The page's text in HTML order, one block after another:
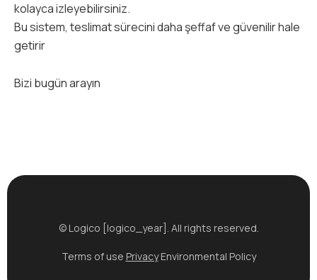
kolayca izleyebilirsiniz.
Bu sistem, teslimat sürecini daha şeffaf ve güvenilir hale
getirir
Bizi bugün arayın
© Logico [logico_year]. All rights reserved.
Terms of use PrivacyEnvironmental Policy